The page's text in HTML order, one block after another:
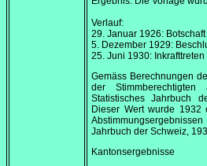
Verlauf:
29. Januar 1926:
5. Dezember 1929:
25. Juni 1930:
Gemäss Berechnungen
der
Statistisches Jahrbuch
Dieser Wert wurde 1932
Jahrbuch der Schweiz,
Kantonsergebnisse